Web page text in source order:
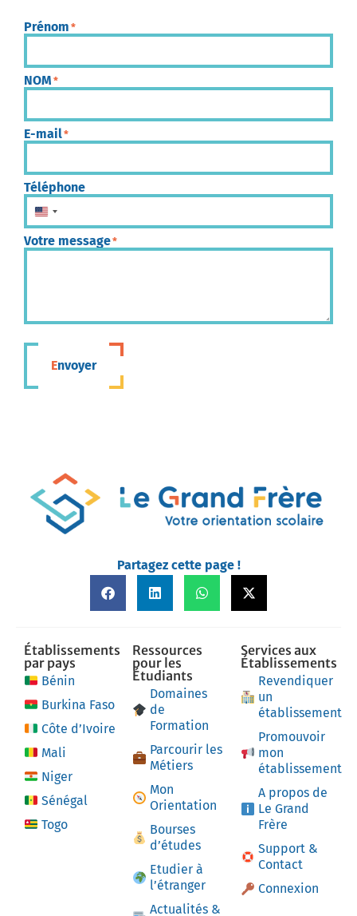
Prénom *
NOM *
E-mail*
Téléphone
États-Unis +1
Votre message*
Envoyer
Partagez cette page !
Établissements
par pays
Bénin
Burkina Faso
Côte d’Ivoire
Mali
Niger
Sénégal
Togo
Ressources
pour les
Étudiants
Domaines
de
Formation
Parcourir les
Métiers
Mon
Orientation
Bourses
d’études
Etudier à
l’étranger
Actualités &
Services aux
Établissements
Revendiquer
un
établissement
Promouvoir
mon
établissement
A propos de
Le Grand
Frère
Support &
Contact
Connexion